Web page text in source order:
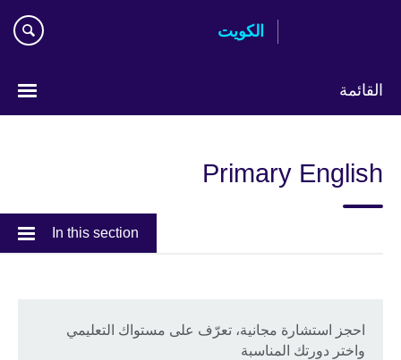
الكويت
القائمة
Primary English
In this section
احجز استشارة مجانية، تعرّف على مستواك التعليمي
واختر دورتك المناسبة